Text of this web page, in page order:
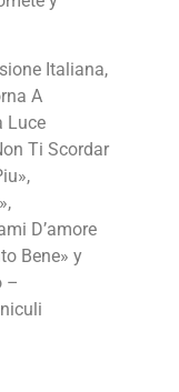
Italiana,
A
Luce
Ti Scordar
D’amore
Bene» y
–